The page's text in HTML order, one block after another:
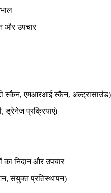
और उपचार
स्कैन, एमआरआई स्कैन, अल्ट्रासाउंड)
ड्रेनेज प्रक्रियाएं)
निदान और उपचार
संयुक्त प्रतिस्थापन)